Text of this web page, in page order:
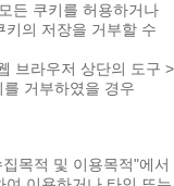
든 쿠키를 허용하거나
의 저장을 거부할 수
브라우저 상단의 도구 >
거부하였을 경우
목적 및 이용목적"에서